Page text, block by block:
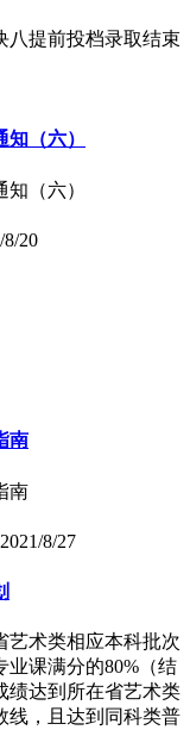
八提前投档录取结束
（六）
（六）
8/20
南
南
2021/8/27
艺术类相应本科批次
业课满分的80%（结
绩达到所在省艺术类
线，且达到同科类普